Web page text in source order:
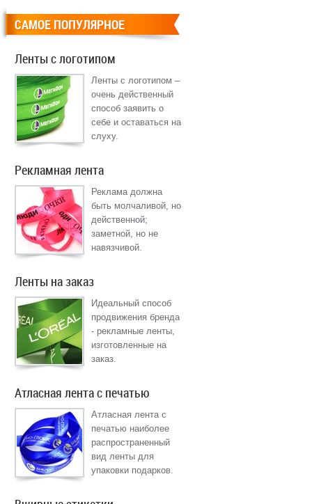
САМОЕ ПОПУЛЯРНОЕ
Ленты с логотипом
Ленты с логотипом –
очень действенный
способ заявить о
себе и оставаться на
слуху.
Рекламная лента
Реклама должна
быть молчаливой, но
действенной;
заметной, но не
навязчивой.
Ленты на заказ
Идеальный способ
продвижения бренда
- рекламные ленты,
изготовленные на
заказ.
Атласная лента с печатью
Атласная лента с
печатью наиболее
распространенный
вид ленты для
упаковки подарков.